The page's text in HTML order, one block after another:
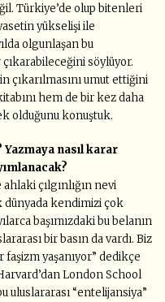
Türkiye’de olup bitenleri
yükselişi ile
olgunlaşan bu
söylüyor.
çıkarılmasını umut ettiğini
hem de bir kez daha
olduğunu konuştuk.
Yazmaya nasıl karar
çılgınlığın nevi
dünyada kendimizi çok
başımızdaki bu belanın
bir basın da vardı. Biz
yaşanıyor” dedikçe
London School
uluslararası “entelijansiya”